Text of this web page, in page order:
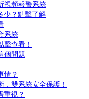
視頻報警系統
少？點擊了解
系統
查看！
個問題
情？
雙系統安全保護！
重視？